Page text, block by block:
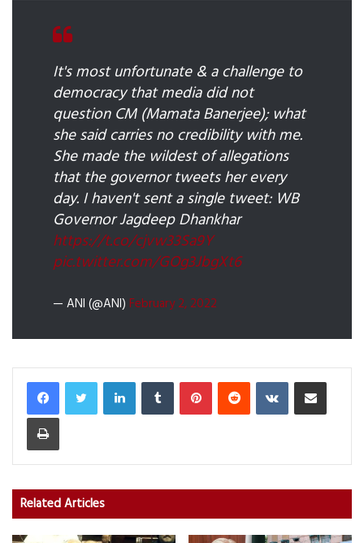
It's most unfortunate & a challenge to
democracy that media did not
question CM (Mamata Banerjee); what
she said carries no credibility with me.
She made the wildest of allegations
that the governor tweets her every
day. I haven't sent a single tweet: WB
Governor Jagdeep Dhankhar
https://t.co/cjvw33Sa9Y
pic.twitter.com/GOg3JbgXt6
— ANI (@ANI) February 2, 2022
LinkedInTumblr PinterestReddit VKontakteShare via Email
Print
Related Articles